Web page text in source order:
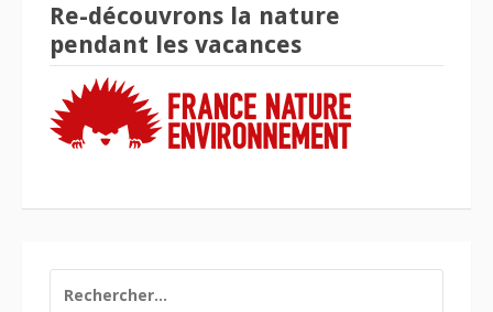
Re-découvrons la nature
pendant les vacances